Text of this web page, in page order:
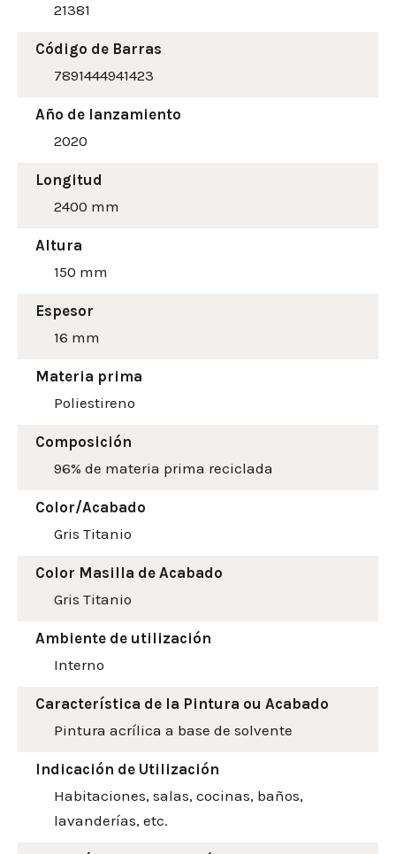
21381
Código de Barras
7891444941423
Año de lanzamiento
2020
Longitud
2400 mm
Altura
150 mm
Espesor
16 mm
Materia prima
Poliestireno
Composición
96% de materia prima reciclada
Color/Acabado
Gris Titanio
Color Masilla de Acabado
Gris Titanio
Ambiente de utilización
Interno
Característica de la Pintura ou Acabado
Pintura acrílica a base de solvente
Indicación de Utilización
Habitaciones, salas, cocinas, baños,
lavanderías, etc.